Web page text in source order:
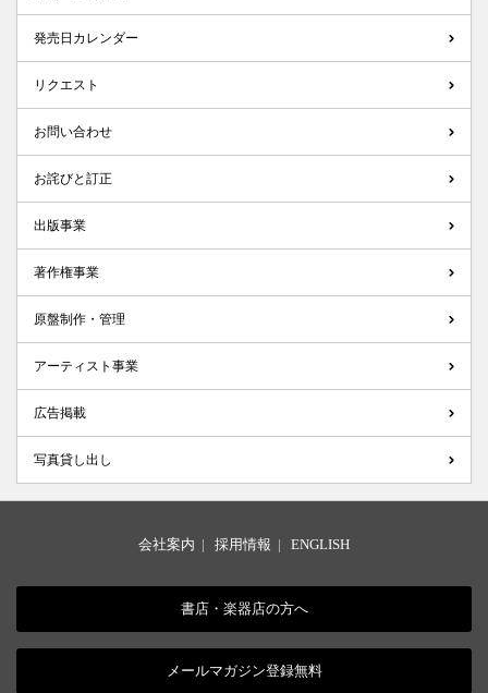
発売日カレンダー
リクエスト
お問い合わせ
お詫びと訂正
出版事業
著作権事業
原盤制作・管理
アーティスト事業
広告掲載
写真貸し出し
会社案内 | 採用情報 | ENGLISH
書店・楽器店の方へ
メールマガジン登録無料